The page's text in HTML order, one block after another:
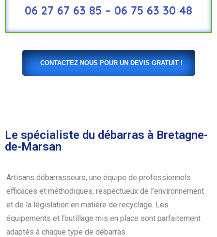
06 27 67 63 85 – 06 75 63 30 48
CONTACTEZ NOUS POUR UN DEVIS GRATUIT !
Le spécialiste du débarras à Bretagne-
de-Marsan
Artisans débarrasseurs, une équipe de professionnels
efficaces et méthodiques, respectueux de l’environnement
et de la législation en matière de recyclage. Les
équipements et l’outillage mis en place sont parfaitement
adaptés à chaque type de débarras.